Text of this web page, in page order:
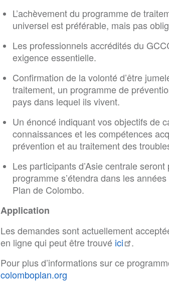
L’achèvement du programme de
universel est préférable, mais pas
Les professionnels accrédités du
exigence essentielle.
Confirmation de la volonté d’être
traitement, un programme de
pays dans lequel ils vivent.
Un énoncé indiquant vos objectifs de
connaissances et les compétences
prévention et au traitement des
Les participants d’Asie centrale
programme s’étendra dans les
Plan de Colombo.
Application
Les demandes sont actuellement
en ligne qui peut être trouvé ici
.
Pour plus d’informations sur ce
colomboplan.org